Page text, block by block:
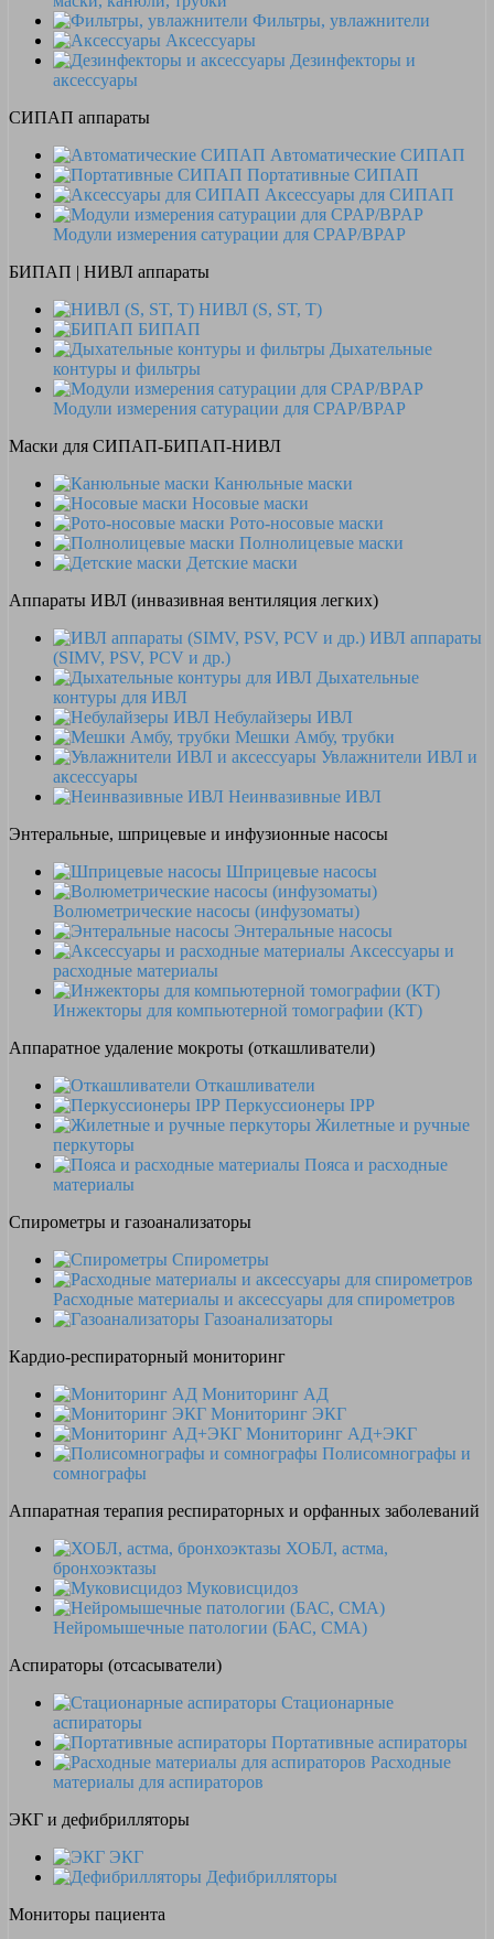
Фильтры, увлажнители
Аксессуары
Дезинфекторы и
аксессуары
СИПАП аппараты
Автоматические СИПАП
Портативные СИПАП
Аксессуары для СИПАП
Модули измерения сатурации для CPAP/BPAP
БИПАП | НИВЛ аппараты
НИВЛ (S, ST, T)
БИПАП
Дыхательные
контуры и фильтры
Модули измерения сатурации для CPAP/BPAP
Маски для СИПАП-БИПАП-НИВЛ
Канюльные маски
Носовые маски
Рото-носовые маски
Полнолицевые маски
Детские маски
Аппараты ИВЛ (инвазивная вентиляция легких)
ИВЛ аппараты
(SIMV, PSV, PCV и др.)
Дыхательные
контуры для ИВЛ
Небулайзеры ИВЛ
Мешки Амбу, трубки
Увлажнители ИВЛ и
аксессуары
Неинвазивные ИВЛ
Энтеральные, шприцевые и инфузионные насосы
Шприцевые насосы
Волюметрические насосы (инфузоматы)
Энтеральные насосы
Аксессуары и
расходные материалы
Инжекторы для компьютерной томографии (КТ)
Аппаратное удаление мокроты (откашливатели)
Откашливатели
Перкуссионеры IPP
Жилетные и ручные
перкуторы
Пояса и расходные
материалы
Спирометры и газоанализаторы
Спирометры
Расходные материалы и аксессуары для спирометров
Газоанализаторы
Кардио-респираторный мониторинг
Мониторинг АД
Мониторинг ЭКГ
Мониторинг АД+ЭКГ
Полисомнографы и
сомнографы
Аппаратная терапия респираторных и орфанных заболеваний
ХОБЛ, астма,
бронхоэктазы
Муковисцидоз
Нейромышечные патологии (БАС, СМА)
Аспираторы (отсасыватели)
Стационарные
аспираторы
Портативные аспираторы
Расходные
материалы для аспираторов
ЭКГ и дефибрилляторы
ЭКГ
Дефибрилляторы
Мониторы пациента